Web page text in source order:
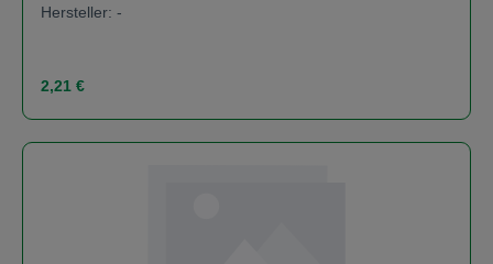
Hersteller: -
Regulärer Preis:
2,21 €